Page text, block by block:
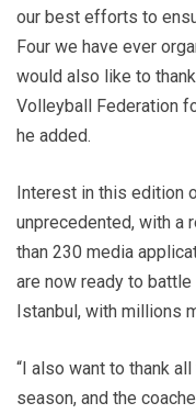
our best efforts to
Four we have ever
would also like to
Volleyball Federation
he added.
Interest in this edition
unprecedented, with a
than 230 media
are now ready to
Istanbul, with millions
“I also want to thank
season, and the